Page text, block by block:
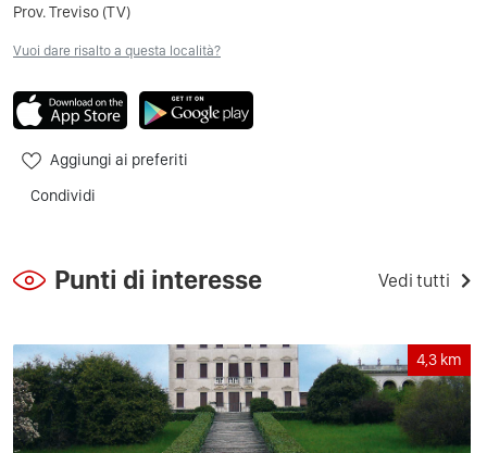
Prov. Treviso (TV)
Vuoi dare risalto a questa località?
Aggiungi ai preferiti
Condividi
Punti di interesse Vedi tutti
4,3 km